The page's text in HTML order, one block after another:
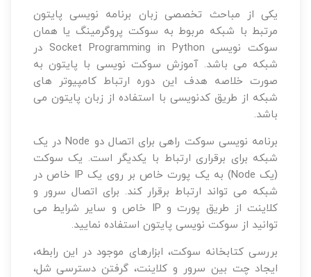
یکی از مباحث تخصصی زبان برنامه نویسی پایتون
مرتبط با شبکه مربوط به سوکت پروگرمینگ یا همان
سوکت نویسی Socket Programming in Python در
شبکه می باشد. آموزش سوکت نویسی با پایتون به
صورت خلاصه هدف این دوره ارتباط کامپیوتر های
شبکه از طریق کدنویسی با استفاده از زبان پایتون می
باشد.
برنامه نویسی سوکت راهی برای اتصال دو Node در یک
شبکه برای برقراری ارتباط با یکدیگر است. یک سوکت
(یک Node) به یک پورت خاص بر روی یک IP خاص در
شبکه می تواند ارتباط برقرار کند. برای اتصال سرور و
کلاینت از طریق پورت و IP خاص و سایر شرایط می
توانید از سوکت نویسی پایتون استفاده نمایید.
بررسی کتابخانه سوکت، ابزارهای موجود در این رابطه،
ایجاد چت بین سرور و کلاینت، گرفتن دسترسی شل،